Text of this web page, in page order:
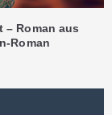
– Roman aus
Roman